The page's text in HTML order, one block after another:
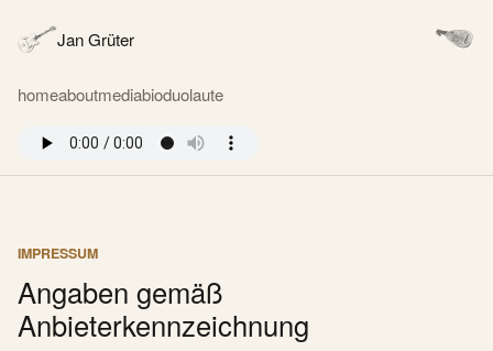
Jan Grüter
homeaboutmediabioduolaute
IMPRESSUM
Angaben gemäß
Anbieterkennzeichnung